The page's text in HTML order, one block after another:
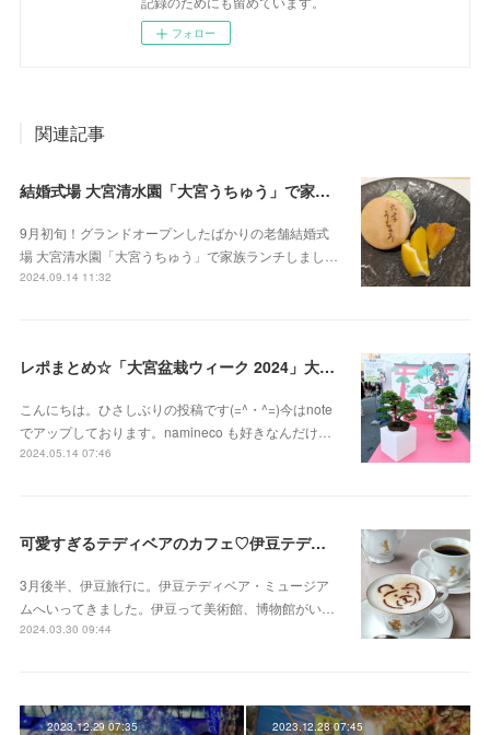
フォロー
関連記事
結婚式場 大宮清水園「大宮うちゅう」で家族ランチ☆武蔵一宮氷川神社へ参拝
9月初旬！グランドオープンしたばかりの老舗結婚式
場 大宮清水園「大宮うちゅう」で家族ランチしまし…
2024.09.14 11:32
レポまとめ☆「大宮盆栽ウィーク 2024」大盆栽まつり、おおみや盆栽まつりにいってきた
こんにちは。ひさしぶりの投稿です(=^・^=)今はnote
でアップしております。namineco も好きなんだけ…
2024.05.14 07:46
可愛すぎるテディベアのカフェ♡伊豆テディベア・ミュージアム
3月後半、伊豆旅行に。伊豆テディベア・ミュージア
ムへいってきました。伊豆って美術館、博物館がい…
2024.03.30 09:44
2023.12.29 07:35 2023.12.28 07:45